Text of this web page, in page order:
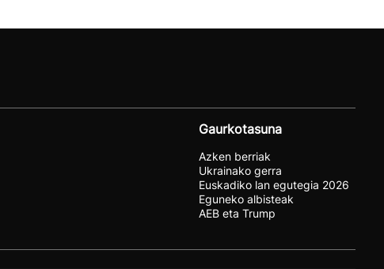
Gaurkotasuna
Azken berriak
Ukrainako gerra
Euskadiko lan egutegia 2026
Eguneko albisteak
AEB eta Trump